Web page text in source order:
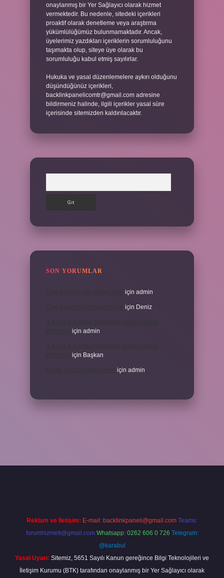
onaylanmış bir Yer Sağlayıcı olarak hizmet
vermektedir. Bu nedenle, sitedeki içerikleri
proaktif olarak denetleme veya araştırma
yükümlülüğümüz bulunmamaktadır. Ancak,
üyelerimiz yazdıkları içeriklerin sorumluluğunu
taşımakta olup, siteye üye olarak bu
sorumluluğu kabul etmiş sayılırlar.
Hukuka ve yasal düzenlemelere aykırı olduğunu
düşündüğünüz içerikleri,
backlinkpanelicomtr@gmail.com adresine
bildirmeniz halinde, ilgili içerikler yasal süre
içerisinde sitemizden kaldırılacaktır.
SON YORUMLAR
için admin
için Deniz
için admin
için Başkan
için admin
Reklam ve İletişim: E-mail: backlinkpaneli@gmail.com Teams:
forumhizmeti@gmail.com Whatsapp: 0262 606 0 726 Telegram:
@karabul
Yasal Uyarı: Sitemiz, 5651 Sayılı Kanun gereğince Bilgi Teknolojileri ve
İletişim Kurumu (BTK) tarafından onaylanmış bir Yer Sağlayıcı olarak